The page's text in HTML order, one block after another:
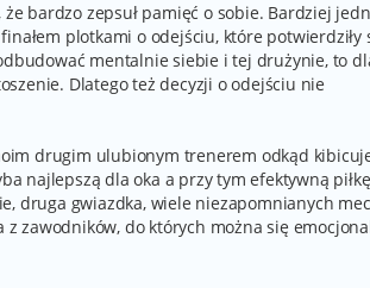
bardzo zepsuł pamięć o sobie. Bardziej
plotkami o odejściu, które potwierdziły
mentalnie siebie i tej drużynie, to
Dlatego też decyzji o odejściu nie
drugim ulubionym trenerem odkąd
najlepszą dla oka a przy tym efektywną
druga gwiazdka, wiele niezapomnianych
zawodników, do których można się